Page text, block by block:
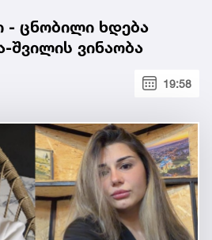
- ცნობილი ხდება
ვინაობა
19:58